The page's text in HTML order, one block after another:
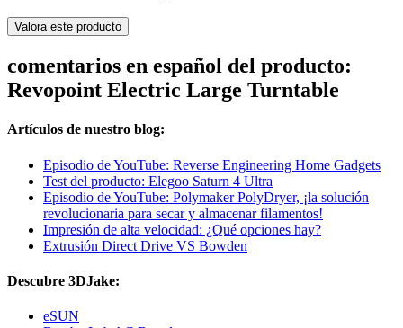
Valora este producto
comentarios en español del producto:
Revopoint Electric Large Turntable
Artículos de nuestro blog:
Episodio de YouTube: Reverse Engineering Home Gadgets
Test del producto: Elegoo Saturn 4 Ultra
Episodio de YouTube: Polymaker PolyDryer, ¡la solución
revolucionaria para secar y almacenar filamentos!
Impresión de alta velocidad: ¿Qué opciones hay?
Extrusión Direct Drive VS Bowden
Descubre 3DJake:
eSUN